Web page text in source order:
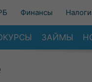
Финансы Налоги
ЗАЙМЫ